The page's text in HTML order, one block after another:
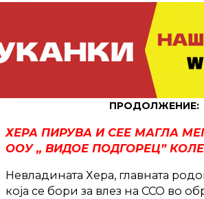
ПРОДОЛЖЕНИЕ:
ХЕРА ПИРУВА И СЕЕ МАГЛА
ООУ ,, ВИДОЕ ПОДГОРЕЦ”
Невладината Хера, главната
која се бори за влез на ССО во